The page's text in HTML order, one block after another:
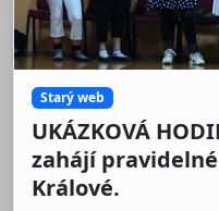
Starý web
UKÁZKOVÁ
zahájí
Králové.